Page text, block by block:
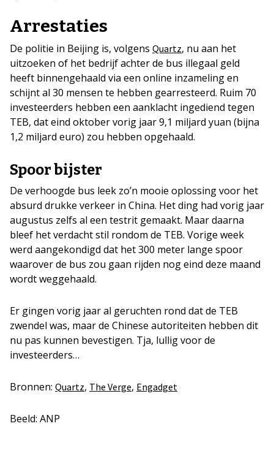
Arrestaties
De politie in Beijing is, volgens Quartz, nu aan het
uitzoeken of het bedrijf achter de bus illegaal geld
heeft binnengehaald via een online inzameling en
schijnt al 30 mensen te hebben gearresteerd. Ruim 70
investeerders hebben een aanklacht ingediend tegen
TEB, dat eind oktober vorig jaar 9,1 miljard yuan (bijna
1,2 miljard euro) zou hebben opgehaald.
Spoor bijster
De verhoogde bus leek zo’n mooie oplossing voor het
absurd drukke verkeer in China. Het ding had vorig jaar
augustus zelfs al een testrit gemaakt. Maar daarna
bleef het verdacht stil rondom de TEB. Vorige week
werd aangekondigd dat het 300 meter lange spoor
waarover de bus zou gaan rijden nog eind deze maand
wordt weggehaald.
Er gingen vorig jaar al geruchten rond dat de TEB
zwendel was, maar de Chinese autoriteiten hebben dit
nu pas kunnen bevestigen. Tja, lullig voor de
investeerders…
Bronnen: Quartz, The Verge, Engadget
Beeld: ANP